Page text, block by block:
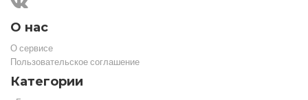
О нас
О сервисе
Пользовательское соглашение
Категории